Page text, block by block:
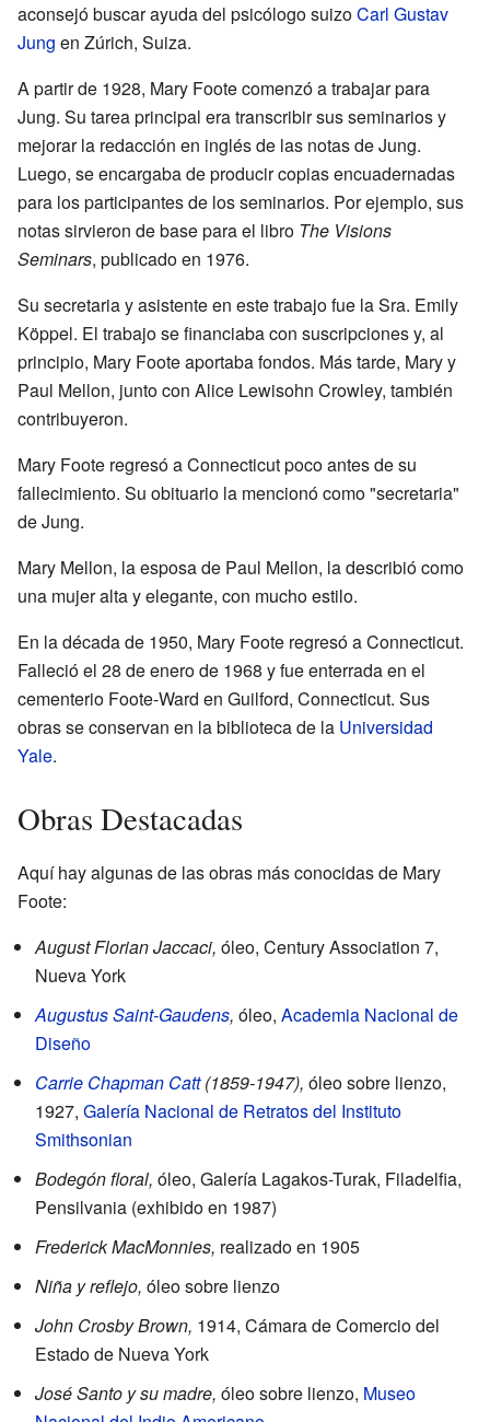
aconsejó buscar ayuda del psicólogo suizoCarl Gustav
Jung en Zúrich, Suiza.
A partir de 1928, Mary Foote comenzó a trabajar para
Jung. Su tarea principal era transcribir sus seminarios y
mejorar la redacción en inglés de las notas de Jung.
Luego, se encargaba de producir copias encuadernadas
para los participantes de los seminarios. Por ejemplo, sus
notas sirvieron de base para el libro The Visions
Seminars, publicado en 1976.
Su secretaria y asistente en este trabajo fue la Sra. Emily
Köppel. El trabajo se financiaba con suscripciones y, al
principio, Mary Foote aportaba fondos. Más tarde, Mary y
Paul Mellon, junto con Alice Lewisohn Crowley, también
contribuyeron.
Mary Foote regresó a Connecticut poco antes de su
fallecimiento. Su obituario la mencionó como "secretaria"
de Jung.
Mary Mellon, la esposa de Paul Mellon, la describió como
una mujer alta y elegante, con mucho estilo.
En la década de 1950, Mary Foote regresó a Connecticut.
Falleció el 28 de enero de 1968 y fue enterrada en el
cementerio Foote-Ward en Guilford, Connecticut. Sus
obras se conservan en la biblioteca de la Universidad
Yale.
Obras Destacadas
Aquí hay algunas de las obras más conocidas de Mary
Foote:
August Florian Jaccaci, óleo, Century Association 7,
Nueva York
Augustus Saint-Gaudens, óleo, Academia Nacional de
Diseño
Carrie Chapman Catt(1859-1947), óleo sobre lienzo,
1927, Galería Nacional de Retratos del Instituto
Smithsonian
Bodegón floral, óleo, Galería Lagakos-Turak, Filadelfia,
Pensilvania (exhibido en 1987)
Frederick MacMonnies, realizado en 1905
Niña y reflejo, óleo sobre lienzo
John Crosby Brown, 1914, Cámara de Comercio del
Estado de Nueva York
José Santo y su madre, óleo sobre lienzo, Museo